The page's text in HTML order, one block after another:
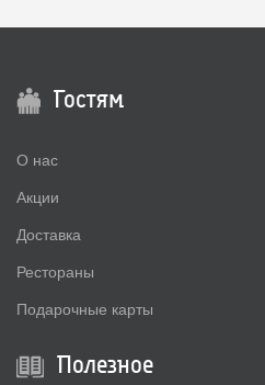
Гостям
О нас
Акции
Доставка
Рестораны
Подарочные карты
Полезное